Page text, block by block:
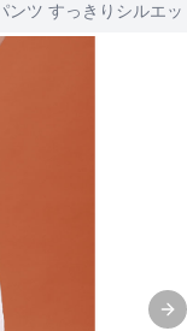
ンツ すっきりシルエ